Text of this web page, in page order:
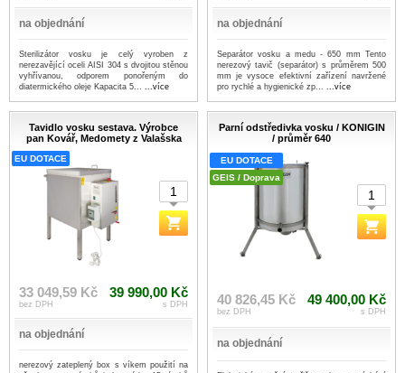
na objednání
Sterilizátor vosku je celý vyroben z
nerezavějící oceli AISI 304 s dvojitou stěnou
vyhřívanou, odporem ponořeným do
diatermického oleje Kapacita 5... ...více
na objednání
Separátor vosku a medu - 650 mm Tento
nerezový tavič (separátor) s průměrem 500
mm je vysoce efektivní zařízení navržené
pro rychlé a hygienické zp... ...více
Tavidlo vosku sestava. Výrobce
pan Kovář, Medomety z Valašska
EU DOTACE
33 049,59 Kč
bez DPH
39 990,00 Kč
s DPH
na objednání
nerezový zateplený box s víkem použití na
Parní odstředivka vosku / KONIGIN
/ průměr 640
EU DOTACE
GEIS / Doprava
40 826,45 Kč
bez DPH
49 400,00 Kč
s DPH
na objednání